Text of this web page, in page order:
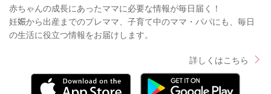
赤ちゃんの成長にあったママに必要な情報が毎日届く！
妊娠から出産までのプレママ、子育て中のママ・パパにも、毎日
の生活に役立つ情報をお届けします。
詳しくはこちら